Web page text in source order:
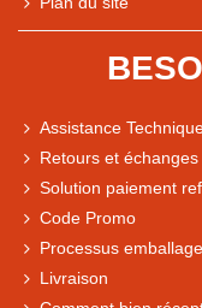
Assistance
Retours et échanges
Solution paiement
Code Promo
Processus
Livraison